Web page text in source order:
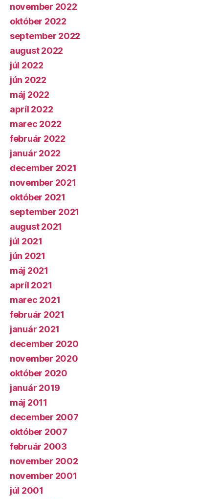
november 2022
október 2022
september 2022
august 2022
júl 2022
jún 2022
máj 2022
apríl 2022
marec 2022
február 2022
január 2022
december 2021
november 2021
október 2021
september 2021
august 2021
júl 2021
jún 2021
máj 2021
apríl 2021
marec 2021
február 2021
január 2021
december 2020
november 2020
október 2020
január 2019
máj 2011
december 2007
október 2007
február 2003
november 2002
november 2001
júl 2001